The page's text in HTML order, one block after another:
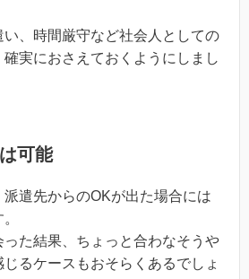
、時間厳守など社会人としての
実におさえておくようにしまし
可能
遣先からのOKが出た場合には
った結果、ちょっと合わなそうや
るケースもおそらくあるでしょ